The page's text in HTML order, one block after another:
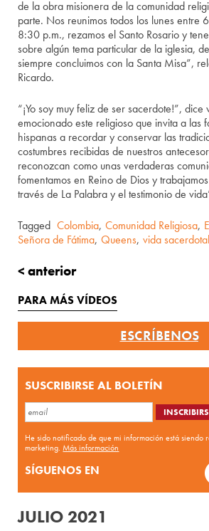
de la obra misionera de la comunidad
parte. Nos reunimos todos los lunes entre
8:30 p.m., rezamos el Santo Rosario y
sobre algún tema particular de la iglesia,
siempre concluimos con la Santa Misa”,
Ricardo.
“¡Yo soy muy feliz de ser sacerdote!”, dice
emocionado este religioso que invita a las
hispanas a recordar y conservar las
costumbres recibidas de nuestros
reconozcan como unas verdaderas
fomentamos en Reino de Dios y
través de La Palabra y el testimonio de
Tagged Colombia, Comunidad Religiosa,
Señora de Fátima, Queens, vida sacerdotal
< anterior
PARA MÁS VÍDEOS
ESCRÍBENOS
SUSCRIBIRSE AL BOLETÍN
He sido notificado de que mi información está siendo
marketing.Más información
SÍGUENOS EN
JULIO 2021